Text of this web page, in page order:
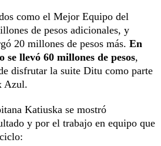
como el Mejor Equipo del
de pesos adicionales, y
20 millones de pesos más. En
se llevó 60 millones de pesos,
disfrutar la suite Ditu como parte
Azul.
Katiuska se mostró
y por el trabajo en equipo que